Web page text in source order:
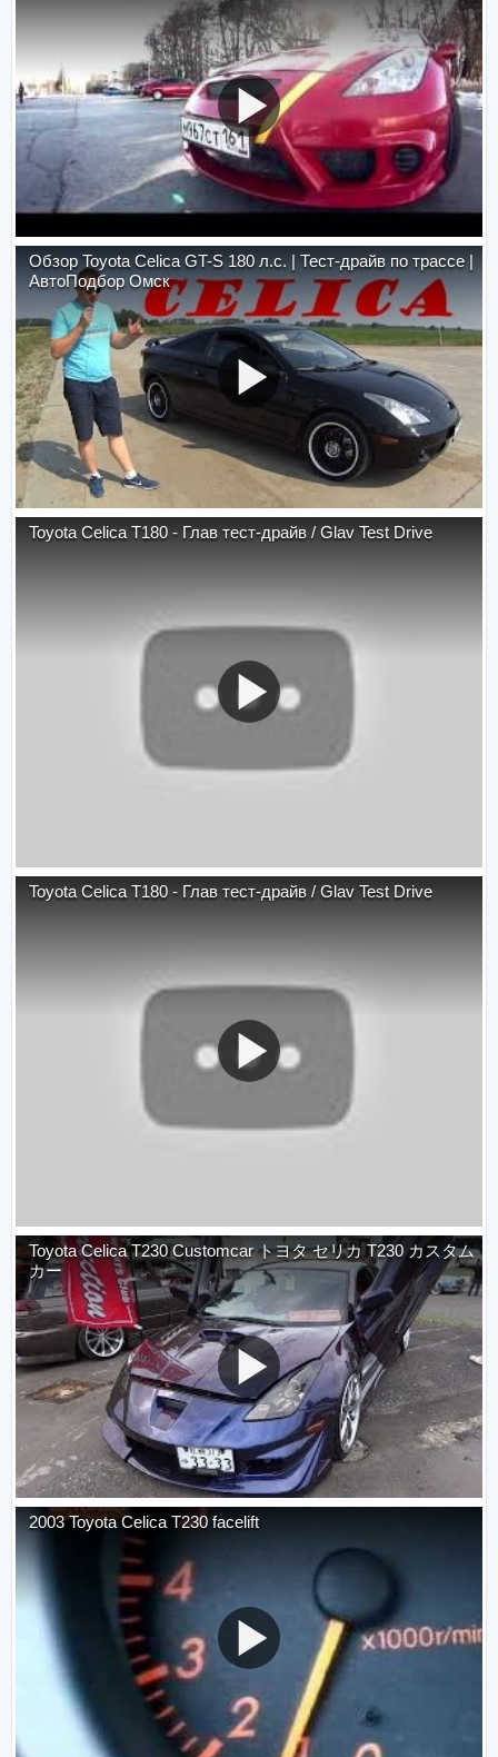
Обзор Toyota Celica GT-S 180 л.с. | Тест-драйв по трассе |
АвтоПодбор Омск
Toyota Celica T180 - Глав тест-драйв / Glav Test Drive
Toyota Celica T180 - Глав тест-драйв / Glav Test Drive
Toyota Celica T230 Customcar トヨタ セリカ T230 カスタム
カー
2003 Toyota Celica T230 facelift